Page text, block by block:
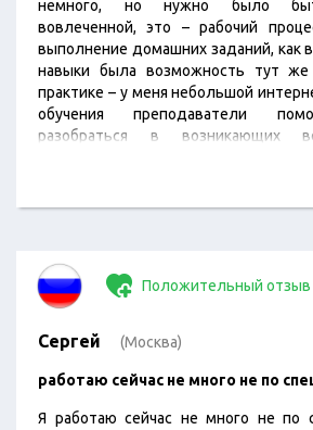
немного, но нужно было
вовлеченной, это – рабочий
выполнение домашних заданий, как
навыки была возможность тут же
практике – у меня небольшой
обучения преподаватели
разобраться в возникающих
квалифицированный –
Сбербанк, Газпром, МТС,
главная цель – самостоятельно
Положительный отзыв
Сергей (Москва)
работаю сейчас не много не по
Я работаю сейчас не много не по